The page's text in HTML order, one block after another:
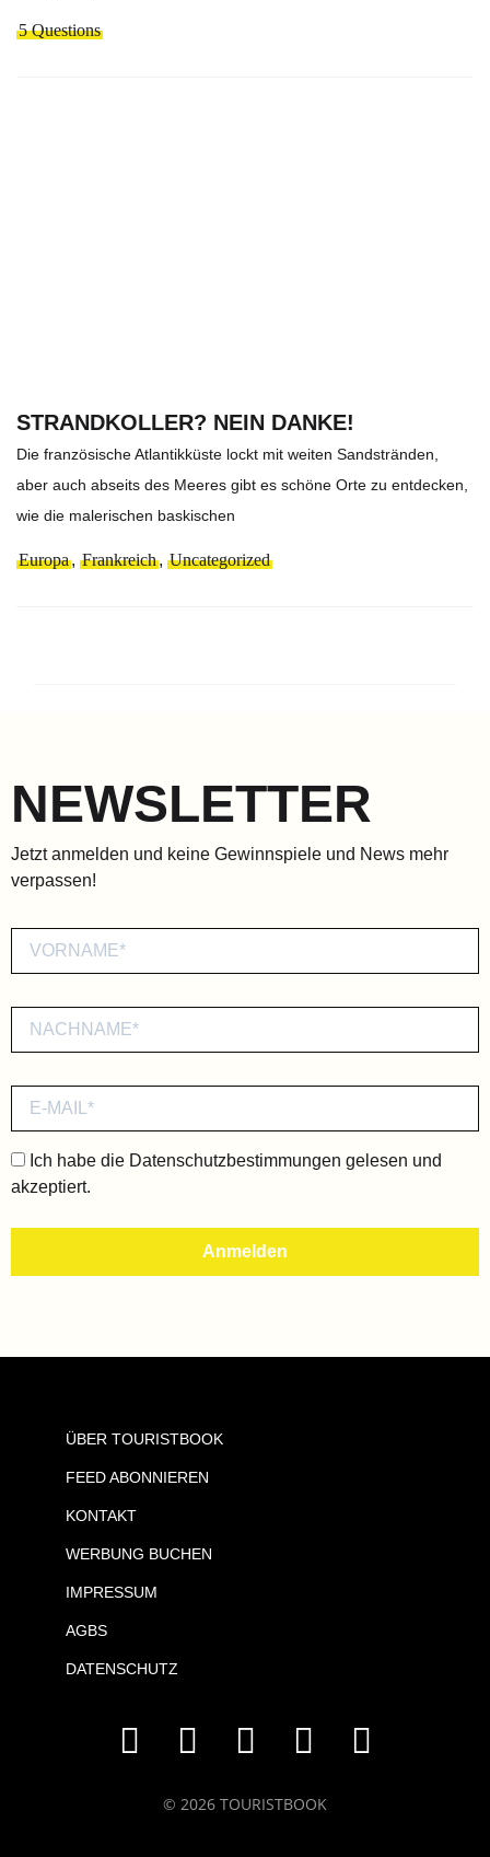
5 Questions
STRANDKOLLER? NEIN DANKE!
Die französische Atlantikküste lockt mit weiten Sandstränden,
aber auch abseits des Meeres gibt es schöne Orte zu entdecken,
wie die malerischen baskischen
Europa, Frankreich, Uncategorized
NEWSLETTER
Jetzt anmelden und keine Gewinnspiele und News mehr
verpassen!
Ich habe die Datenschutzbestimmungen gelesen und
akzeptiert.
ÜBER TOURISTBOOK
FEED ABONNIEREN
KONTAKT
WERBUNG BUCHEN
IMPRESSUM
AGBS
DATENSCHUTZ
© 2026 TOURISTBOOK